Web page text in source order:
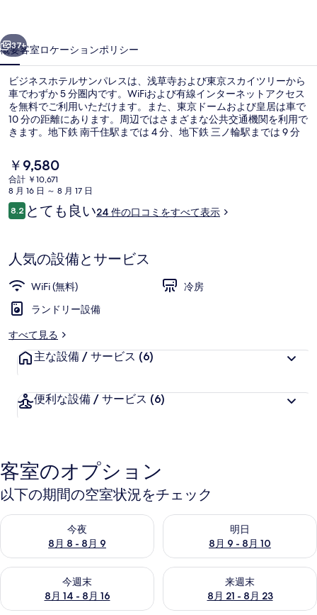
サ
ン
パ
レ
ス
の
写
真
ギ
ャ
ラ
リ
ー
37+
概要客室ロケーションポリシー
ビジネスホテルサンパレスは、浅草寺および東京スカイツリーから
車でわずか 5 分圏内です。WiFiおよび有線インターネットアクセス
を無料でご利用いただけます。また、東京ドームおよび皇居は車で
10 分の距離にあります。周辺ではさまざまな公共交通機関を利用で
きます。地下鉄 南千住駅までは 4 分、地下鉄 三ノ輪駅までは 9 分
現
在
の
料
金
で
す
￥9,580
合計 ￥10,671
8 月 16 日 ～ 8 月 17 日
口
コ
8.210段階中8.2
とても良い24 件の口コミをすべて表示
人気の設備とサービス
WiFi (無料)
冷房
ランドリー設備
すべて見る
主な設備 / サービス (6)
便利な設備 / サービス (6)
客室のオプション
以下の期間の空室状況をチェック
今夜
8月 8 - 8月 9
今夜 8月 8 - 8月 9 の空室状況をチェック
明日
8月 9 - 8月 10
明日 8月 9 - 8月 10 の空室状
今週末
8月 14 - 8月 16
今週末 8月 14 - 8月 16 の空室状況をチェック
来週末
8月 21 - 8月 23
来週末 8月 21 - 8月 23 の空室